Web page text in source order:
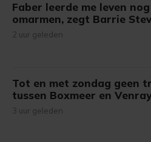
Faber leerde me leven
omarmen, zegt Barrie
2 uur geleden
Tot en met zondag geen
tussen Boxmeer en Venray
3 uur geleden